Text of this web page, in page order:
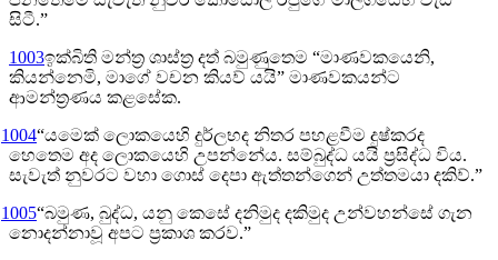
සිටී.”
1003ඉක්බිති මන්ත්‍ර ශාස්ත්‍ර දත් බමුණුතෙම “මාණවකයෙනි,
කියන්නෙමි, මාගේ වචන කියව් යයි” මාණවකයන්ට
ආමන්ත්‍රණය කළසේක.
1004“යමෙක් ලොකයෙහි දුර්ලභද නිතර පහළවීම දුෂ්කරද
හෙතෙම අද ලොකයෙහි උපන්නේය. සම්බුද්ධ යයි ප්‍රසිද්ධ විය.
සැවැත් නුවරට වහා ගොස් දෙපා ඇත්තන්ගෙන් උත්තමයා දකිව්.”
1005“බමුණ, බුද්ධ, යනු කෙසේ දනිමුද දකිමුද උන්වහන්සේ ගැන
නොදන්නාවූ අපට ප්‍රකාශ කරව.”